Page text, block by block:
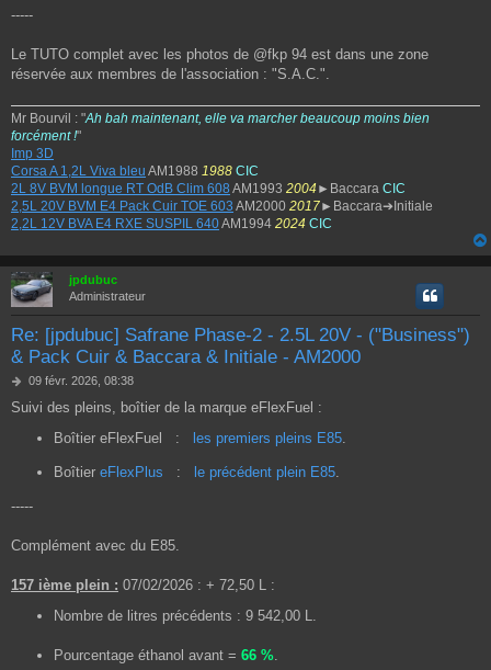
-----
Le TUTO complet avec les photos de @fkp 94 est dans une zone
réservée aux membres de l'association : "S.A.C.".
Mr Bourvil : "Ah bah maintenant, elle va marcher beaucoup moins bien
forcément !"
Imp 3D
Corsa A 1,2L Viva bleu AM1988 1988 CIC
2L 8V BVM longue RT OdB Clim 608 AM1993 2004 ►Baccara CIC
2,5L 20V BVM E4 Pack Cuir TOE 603 AM2000 2017►Baccara➔Initiale
2,2L 12V BVA E4 RXE SUSPIL 640AM1994 2024 CIC
jpdubuc
Administrateur
Re: [jpdubuc] Safrane Phase-2 - 2.5L 20V - ("Business")
& Pack Cuir & Baccara & Initiale - AM2000
M
s
09 févr. 2026, 08:38
Suivi des pleins, boîtier de la marque eFlexFuel :
Boîtier eFlexFuel
: les premiers pleins E85.
Boîtier eFlexPlus : le précédent plein E85.
-----
Complément avec du E85.
157 ième plein : 07/02/2026 : + 72,50 L :
Nombre de litres précédents : 9 542,00 L.
Pourcentage éthanol avant = 66 %.